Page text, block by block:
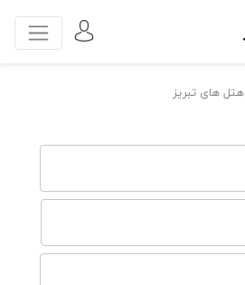
هتل های تبریز